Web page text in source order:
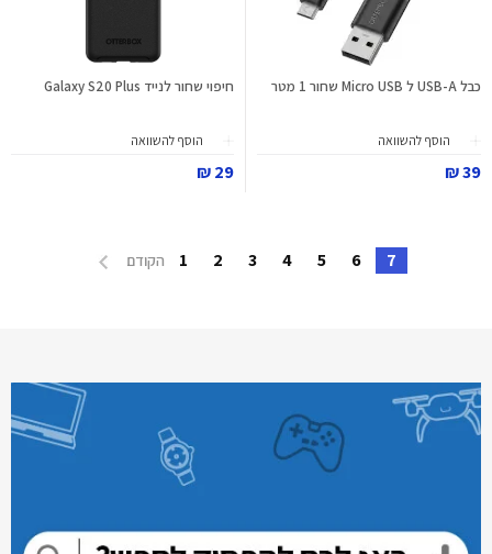
כבל USB-A ל Micro USB שחור 1 מטר
הוסף להשוואה
39 ₪
חיפוי שחור לנייד Galaxy S20 Plus
הוסף להשוואה
29 ₪
7
6
5
4
3
2
1 הקודם